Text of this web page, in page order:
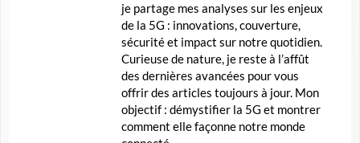
je partage mes analyses sur les enjeux
de la 5G : innovations, couverture,
sécurité et impact sur notre quotidien.
Curieuse de nature, je reste à l’affût
des dernières avancées pour vous
offrir des articles toujours à jour. Mon
objectif : démystifier la 5G et montrer
comment elle façonne notre monde